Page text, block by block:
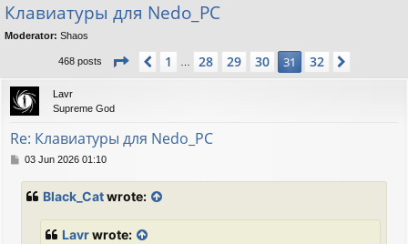
s
Клавиатуры для Nedo_PC
Moderator: Shaos
468 posts Page 31 of 32
Previous
1 28 29 30 31 32
Lavr
Supreme God
Re: Клавиатуры для Nedo_PC
P03 Jun 2026 01:10
Black_Catwrote:
Lavrwrote: